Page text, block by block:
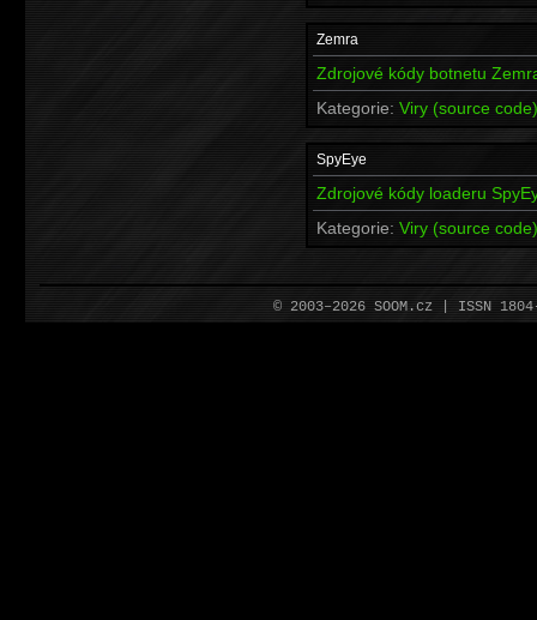
Zemra
Zdrojové kódy botnetu
Kategorie: Viry (source code)
SpyEye
Zdrojové kódy loaderu
Kategorie: Viry (source code)
© 2003–2026 SOOM.cz | ISSN